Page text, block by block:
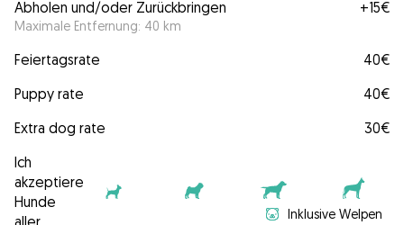
Abholen und/oder Zurückbringen
Maximale Entfernung: 40 km
+15€
Feiertagsrate
40€
Puppy rate
40€
Extra dog rate
30€
Ich
akzeptiere
Hunde
Inklusive Welpen